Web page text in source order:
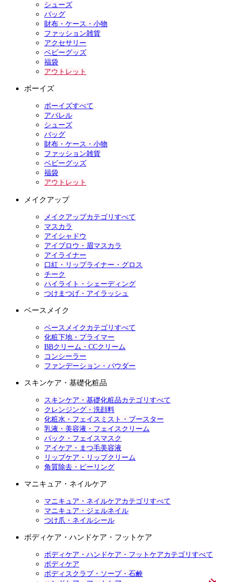
シューズ
バッグ
財布・ケース・小物
ファッション雑貨
アクセサリー
ベビーグッズ
福袋
アウトレット
ボーイズ
ボーイズすべて
アパレル
シューズ
バッグ
財布・ケース・小物
ファッション雑貨
ベビーグッズ
福袋
アウトレット
メイクアップ
メイクアップカテゴリすべて
マスカラ
アイシャドウ
アイブロウ・眉マスカラ
アイライナー
口紅・リップライナー・グロス
チーク
ハイライト・シェーディング
つけまつげ・アイラッシュ
ベースメイク
ベースメイクカテゴリすべて
化粧下地・プライマー
BBクリーム・CCクリーム
コンシーラー
ファンデーション・パウダー
スキンケア・基礎化粧品
スキンケア・基礎化粧品カテゴリすべて
クレンジング・洗顔料
化粧水・フェイスミスト・ブースター
乳液・美容液・フェイスクリーム
パック・フェイスマスク
アイケア・まつ毛美容液
リップケア・リップクリーム
角質除去・ピーリング
マニキュア・ネイルケア
マニキュア・ネイルケアカテゴリすべて
マニキュア・ジェルネイル
つけ爪・ネイルシール
ボディケア・ハンドケア・フットケア
ボディケア・ハンドケア・フットケアカテゴリすべて
ボディケア
ボディスクラブ・ソープ・石鹸